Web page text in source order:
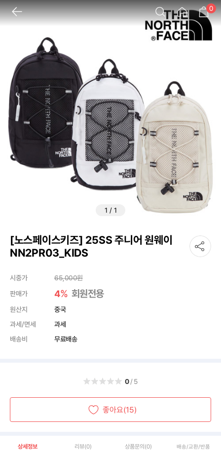
0
1 / 1
[노스페이스키즈] 25SS 주니어 원웨이
NN2PR03_KIDS
시중가 65,000원
판매가
4% 회원전용
원산지
중국
과세/면세
과세
배송비
무료배송
0/5
좋아요(15)
상세정보 리뷰(0) 상품문의 (0) 배송/교환/반품